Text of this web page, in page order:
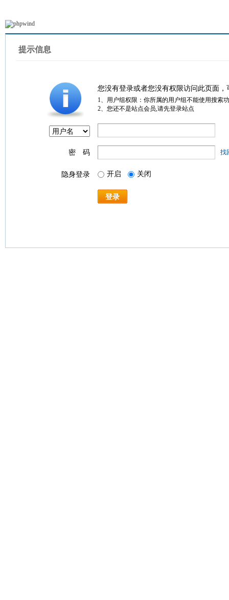
提示信息
您没有登录或者您没有权限访问此页面
1、用户组权限：你所属的用户组不能使用搜索
2、您还不是站点会员,请先登录站点
密 码 找
隐身登录 开启 关闭
登录